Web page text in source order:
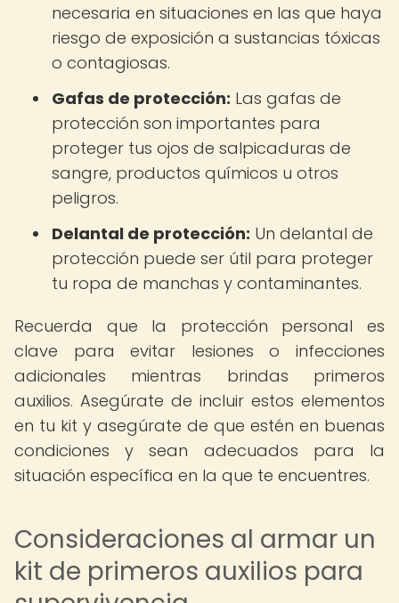
necesaria en situaciones en las que haya
riesgo de exposición a sustancias tóxicas
o contagiosas.
Gafas de protección: Las gafas de
protección son importantes para
proteger tus ojos de salpicaduras de
sangre, productos químicos u otros
peligros.
Delantal de protección: Un delantal de
protección puede ser útil para proteger
tu ropa de manchas y contaminantes.
Recuerda que la protección personal es
clave para evitar lesiones o infecciones
adicionales mientras brindas primeros
auxilios. Asegúrate de incluir estos elementos
en tu kit y asegúrate de que estén en buenas
condiciones y sean adecuados para la
situación específica en la que te encuentres.
Consideraciones al armar un
kit de primeros auxilios para